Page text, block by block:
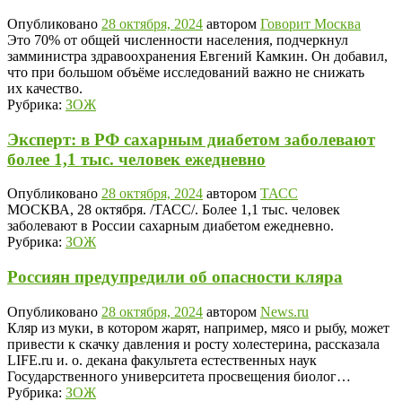
Опубликовано 28 октября, 2024 автором Говорит Москва
Это 70% от общей численности населения, подчеркнул
замминистра здравоохранения Евгений Камкин. Он добавил,
что при большом объёме исследований важно не снижать
их качество.
Рубрика: ЗОЖ
Эксперт: в РФ сахарным диабетом заболевают
более 1,1 тыс. человек ежедневно
Опубликовано 28 октября, 2024 автором ТАСС
МОСКВА, 28 октября. /ТАСС/. Более 1,1 тыс. человек
заболевают в России сахарным диабетом ежедневно.
Рубрика: ЗОЖ
Россиян предупредили об опасности кляра
Опубликовано 28 октября, 2024 автором News.ru
Кляр из муки, в котором жарят, например, мясо и рыбу, может
привести к скачку давления и росту холестерина, рассказала
LIFE.ru и. о. декана факультета естественных наук
Государственного университета просвещения биолог…
Рубрика: ЗОЖ